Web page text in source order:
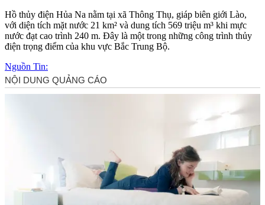
Hồ thủy điện Hủa Na nằm tại xã Thông Thụ, giáp biên giới Lào,
với diện tích mặt nước 21 km² và dung tích 569 triệu m³ khi mực
nước đạt cao trình 240 m. Đây là một trong những công trình thủy
điện trọng điểm của khu vực Bắc Trung Bộ.
Nguồn Tin: